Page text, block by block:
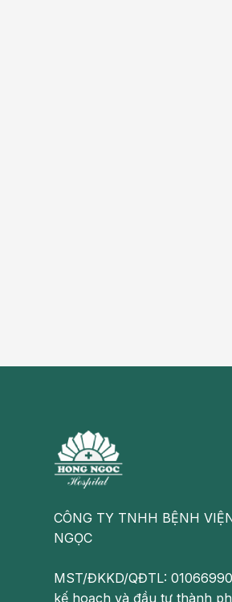
không tăng cân (có khi còn
Nếu bé bị chứng nôn trớ vì
trong nửa giờ sau khi ăn
Trộn bột với sữa
CÔNG TY TNHH BỆNH
NGỌC
MST/ĐKKD/QĐTL:
kế hoạch và đầu tư thành